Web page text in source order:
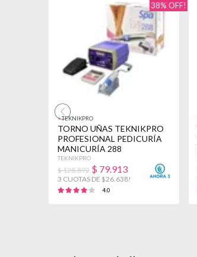
38% OFF!
>TEKNIKPRO
TORNO UÑAS TEKNIKPRO
PROFESIONAL PEDICURÍA
MANICURÍA 288
TEKNIKPRO
$ 128.892 $ 79.913
3 CUOTAS DE $26.638!
4.0